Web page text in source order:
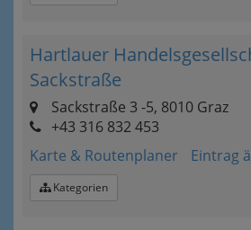
Hartlauer
Sackstraße
Sackstraße 3 -5, 8010 Graz
+43 316 832 453
Karte & Routenplaner
Eintrag
Kategorien